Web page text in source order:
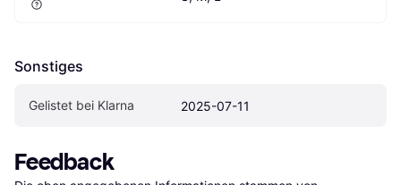
Sonstiges
Gelistet bei Klarna 2025-07-11
Feedback